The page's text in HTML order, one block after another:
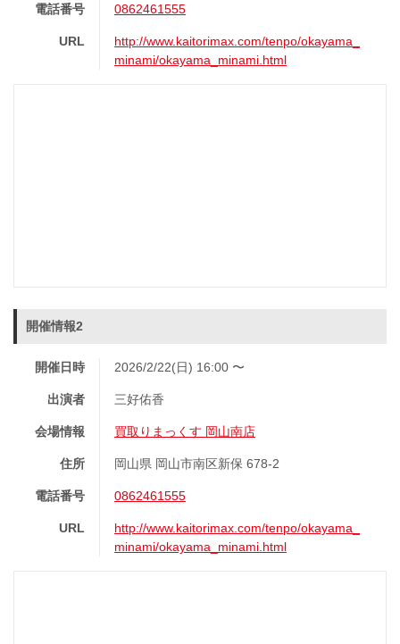
電話番号 0862461555
URL
http://www.kaitorimax.com/tenpo/okayama_
minami/okayama_minami.html
開催情報2
開催日時 2026/2/22(日) 16:00 〜
出演者 三好佑香
会場情報 買取りまっくす 岡山南店
住所 岡山県 岡山市南区新保 678-2
電話番号 0862461555
URL
http://www.kaitorimax.com/tenpo/okayama_
minami/okayama_minami.html